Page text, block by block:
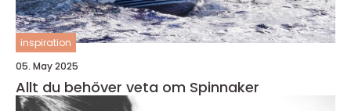
inspiration
05. May 2025
Allt du behöver veta om Spinnaker